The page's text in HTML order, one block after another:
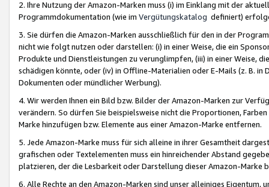
2. Ihre Nutzung der Amazon-Marken muss (i) im Einklang mit der
Programmdokumentation (wie im Vergütungskatalog definiert)
3. Sie dürfen die Amazon-Marken ausschließlich für den in der
nicht wie folgt nutzen oder darstellen: (i) in einer Weise, die ein
Produkte und Dienstleistungen zu verunglimpfen, (iii) in einer Weise,
schädigen könnte, oder (iv) in Offline-Materialien oder E-Mails (z. B. in
Dokumenten oder mündlicher Werbung).
4. Wir werden Ihnen ein Bild bzw. Bilder der Amazon-Marken zur
verändern. So dürfen Sie beispielsweise nicht die Proportionen,
Marke hinzufügen bzw. Elemente aus einer Amazon-Marke entfernen.
5. Jede Amazon-Marke muss für sich alleine in ihrer Gesamtheit
grafischen oder Textelementen muss ein hinreichender Abstand
platzieren, der die Lesbarkeit oder Darstellung dieser Amazon-Marke
6. Alle Rechte an den Amazon-Marken sind unser alleiniges